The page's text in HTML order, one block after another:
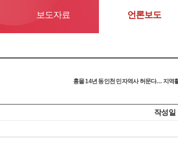
보도자료 언론보도
흉물 14년 동인천 민자역사 허문다… 지역
작성일